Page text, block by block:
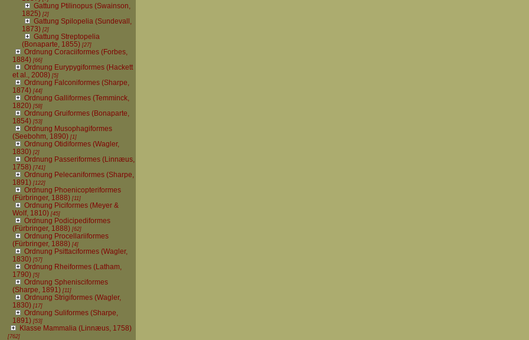
Gattung Ptilinopus (Swainson,
1825)[2]
Gattung Spilopelia (Sundevall,
1873)[2]
Gattung Streptopelia
(Bonaparte, 1855)[27]
Ordnung Coraciiformes (Forbes,
1884)[66]
Ordnung Eurypygiformes (Hackett
et al., 2008)[5]
Ordnung Falconiformes (Sharpe,
1874)[44]
Ordnung Galliformes (Temminck,
1820)[58]
Ordnung Gruiformes (Bonaparte,
1854)[53]
Ordnung Musophagiformes
(Seebohm, 1890)[1]
Ordnung Otidiformes (Wagler,
1830)[2]
Ordnung Passeriformes (Linnæus,
1758)[741]
Ordnung Pelecaniformes (Sharpe,
1891)[122]
Ordnung Phoenicopteriformes
(Fürbringer, 1888)[11]
Ordnung Piciformes (Meyer &
Wolf, 1810)[45]
Ordnung Podicipediformes
(Fürbringer, 1888)[62]
Ordnung Procellariiformes
(Fürbringer, 1888)[4]
Ordnung Psittaciformes (Wagler,
1830)[57]
Ordnung Rheiformes (Latham,
1790) [5]
Ordnung Sphenisciformes
(Sharpe, 1891)[11]
Ordnung Strigiformes (Wagler,
1830)[17]
Ordnung Suliformes (Sharpe,
1891)[53]
Klasse Mammalia (Linnæus, 1758)
[762]